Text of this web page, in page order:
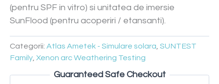
(pentru SPF in vitro) si unitatea de imersie
SunFlood (pentru acoperiri / etansanti).
Categorii: Atlas Ametek - Simulare solara SUNTEST
Family Xenon arc Weathering Testing
Guaranteed Safe Checkout